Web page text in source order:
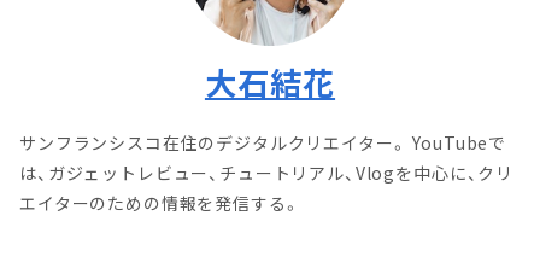
大石結花
サンフランシスコ在住のデジタルクリエイター。 YouTubeで
は、ガジェットレビュー、チュートリアル、Vlogを中心に、クリ
エイターのための情報を発信する。